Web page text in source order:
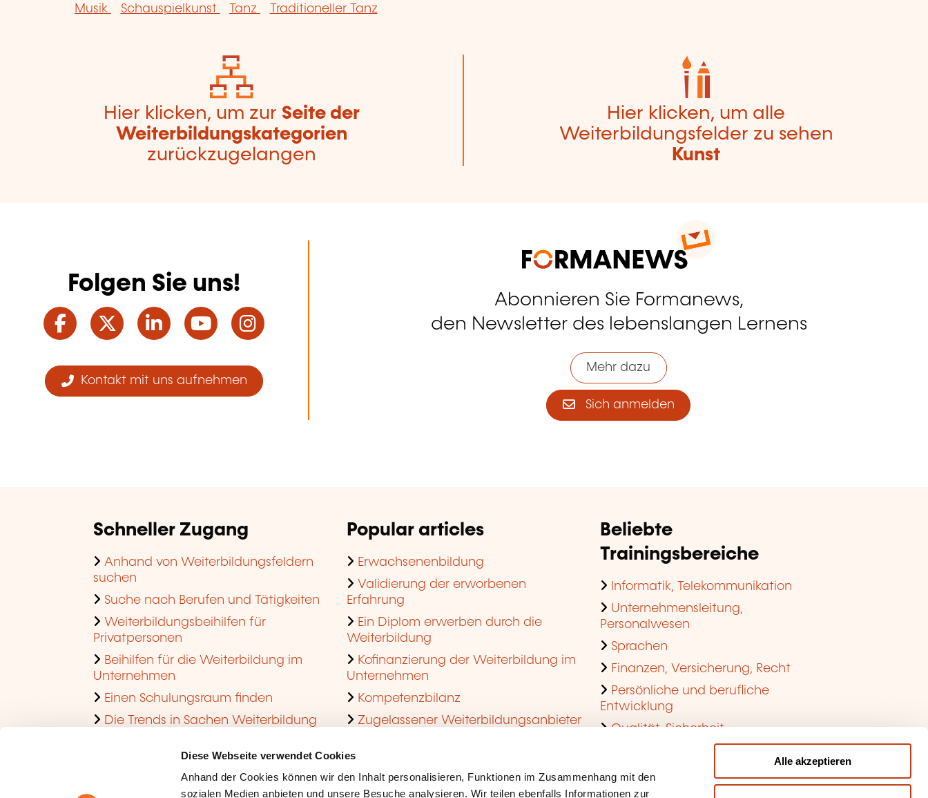
Diese Webseite verwendet Cookies
Anhand der Cookies können wir den Inhalt personalisieren, Funktionen im Zusammenhang mit den
sozialen Medien anbieten und unsere Besuche analysieren. Wir teilen ebenfalls Informationen zur
Alle akzeptieren
Musik
Schauspielkunst Tanz Traditioneller Tanz
Hier klicken, um zur Seite der
Weiterbildungskategorien
zurückzugelangen
Hier klicken, um alle
Weiterbildungsfelder zu sehen
Kunst
Folgen Sie uns!
Facebook
TwitterLinkedInYouTube
Kontakt mit uns aufnehmen
Abonnieren Sie Formanews,
den Newsletter des lebenslangen Lernens
Mehr dazu
Sich anmelden
Schneller Zugang
Anhand von Weiterbildungsfeldern
suchen
Suche nach Berufen und Tätigkeiten
Weiterbildungsbeihilfen für
Privatpersonen
Beihilfen für die Weiterbildung im
Unternehmen
Einen Schulungsraum finden
Die Trends in Sachen Weiterbildung
Popular articles
Erwachsenenbildung
Validierung der erworbenen
Erfahrung
Ein Diplom erwerben durch die
Weiterbildung
Kofinanzierung der Weiterbildung im
Unternehmen
Kompetenzbilanz
Zugelassener Weiterbildungsanbieter
Beliebte
Trainingsbereiche
Informatik, Telekommunikation
Unternehmensleitung,
Personalwesen
Sprachen
Finanzen, Versicherung, Recht
Persönliche und berufliche
Entwicklung
Qualität, Sicherheit